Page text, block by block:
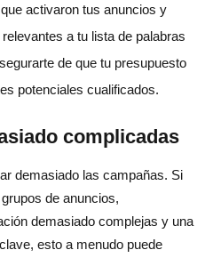
activaron tus anuncios y
a tu lista de palabras
de que tu presupuesto
potenciales cualificados.
complicadas
demasiado las campañas. Si
de anuncios,
demasiado complejas y una
esto a menudo puede